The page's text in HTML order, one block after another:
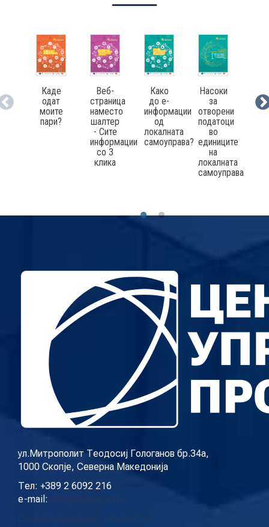
Каде
одат
моите
пари?
Веб-
страница
наместо
шалтер
- Сите
информации
со 3
клика
Како
до е-
информации
од
локалната
самоуправа?
Насоки
за
отворени
податоци
во
единиците
на
локалната
самоуправа
ул.Митрополит Теодосиј Гологанов бр.34а,
1000 Скопје, Северна Македонија
Тел: +389 2 6092 216
e-mail: